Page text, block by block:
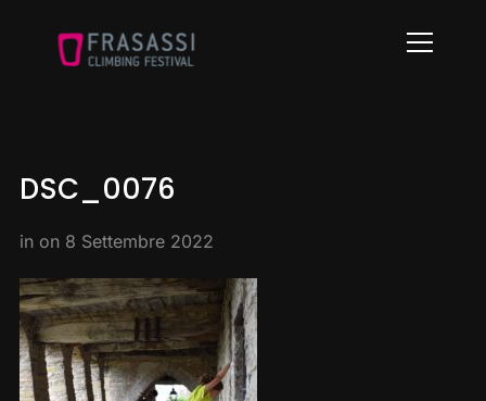
Info
DSC_0076
in on 8 Settembre 2022